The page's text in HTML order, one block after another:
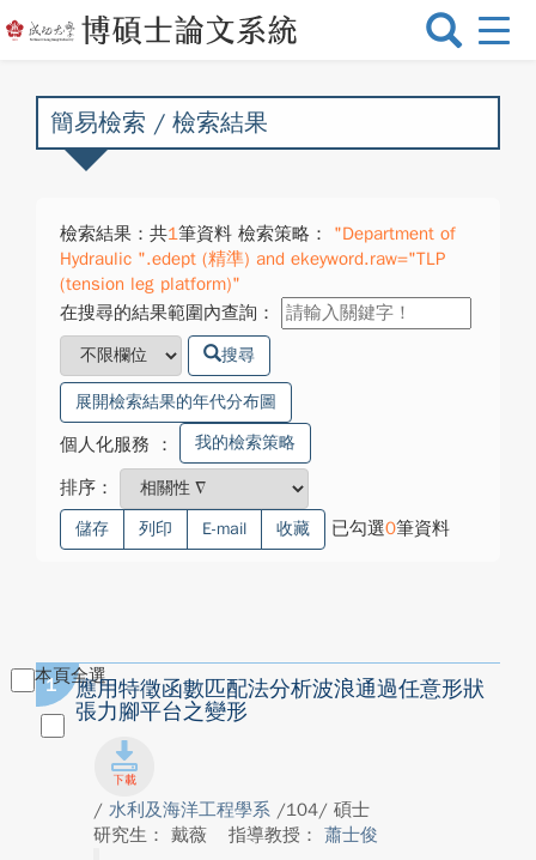
選
換
簡易檢索 / 檢索結果
檢索結果：共1筆資料 檢索策略：
"Department of
Hydraulic ".edept (精準) and ekeyword.raw="TLP
(tension leg platform)"
在搜尋的結果範圍內查詢：
搜尋
展開檢索結果的年代分布圖
個人化服務 ： 我的檢索策略
排序：
儲存 列印 E-mail 收藏 已勾選0筆資料
本頁全選
1
應用特徵函數匹配法分析波浪通過任意形狀
張力腳平台之變形
/ 水利及海洋工程學系 /104/ 碩士
研究生： 戴薇
指導教授： 蕭士俊